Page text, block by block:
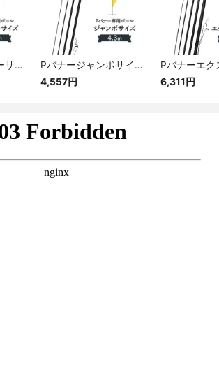
Pバナーレギュラーサイズ専用ポール
Pバナージャンボサイズ専用ポール
4,557円
6,311円